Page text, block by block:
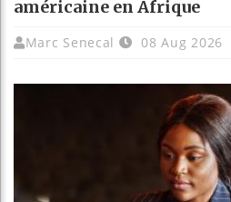
américaine en Afrique
Marc Senecal 08 Aug 2026